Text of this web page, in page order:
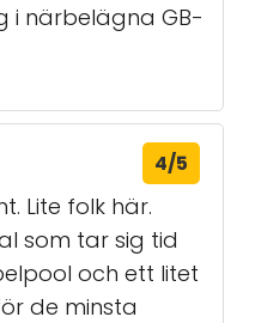
i närbelägna GB-
4/5
Lite folk här.
som tar sig tid
och ett litet
de minsta